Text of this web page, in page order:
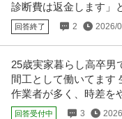
診断費は返金します」
回答終了 2 2026/
25歳実家暮らし高卒男
間工として働いてます
作業者が多く、時差を
回答受付中 3